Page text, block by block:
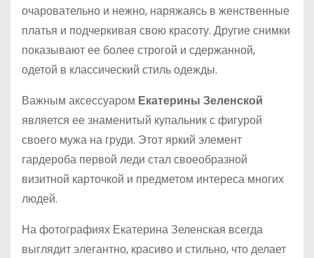
очаровательно и нежно, наряжаясь в женственные
платья и подчеркивая свою красоту. Другие снимки
показывают ее более строгой и сдержанной,
одетой в классический стиль одежды.
Важным аксессуаром Екатерины Зеленской
является ее знаменитый купальник с фигурой
своего мужа на груди. Этот яркий элемент
гардероба первой леди стал своеобразной
визитной карточкой и предметом интереса многих
людей.
На фотографиях Екатерина Зеленская всегда
выглядит элегантно, красиво и стильно, что делает